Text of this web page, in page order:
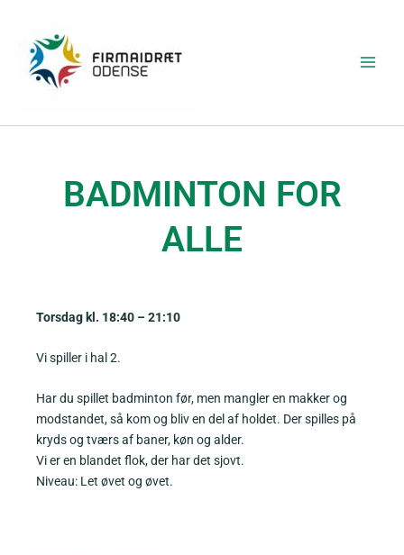
indholdet
BADMINTON FOR
ALLE
Torsdag kl. 18:40 – 21:10
Vi spiller i hal 2.
Har du spillet badminton før, men mangler en makker og
modstandet, så kom og bliv en del af holdet. Der spilles på
kryds og tværs af baner, køn og alder.
Vi er en blandet flok, der har det sjovt.
Niveau: Let øvet og øvet.